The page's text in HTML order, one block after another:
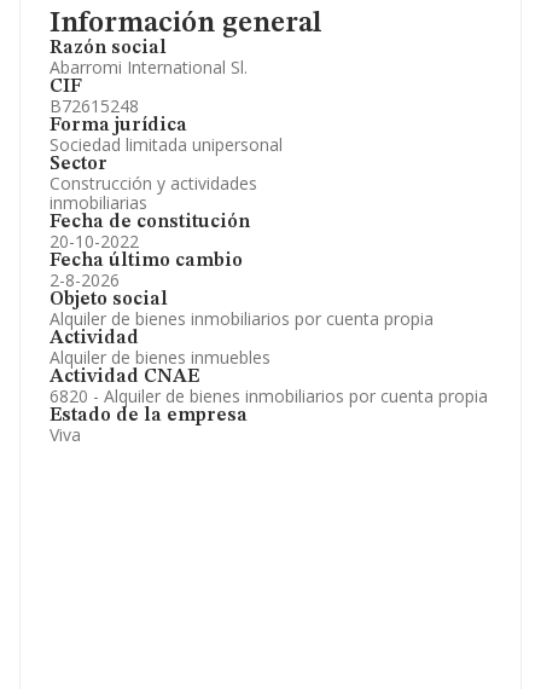
Información general
Razón social
Abarromi International Sl.
CIF
B72615248
Forma jurídica
Sociedad limitada unipersonal
Sector
Construcción y actividades
inmobiliarias
Fecha de constitución
20-10-2022
Fecha último cambio
2-8-2026
Objeto social
Alquiler de bienes inmobiliarios por cuenta propia
Actividad
Alquiler de bienes inmuebles
Actividad CNAE
6820 - Alquiler de bienes inmobiliarios por cuenta propia
Estado de la empresa
Viva
Información oficial y registral complementaria.